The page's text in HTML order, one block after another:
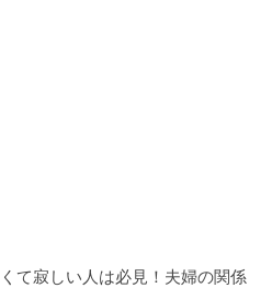
て寂しい人は必見！夫婦の関係